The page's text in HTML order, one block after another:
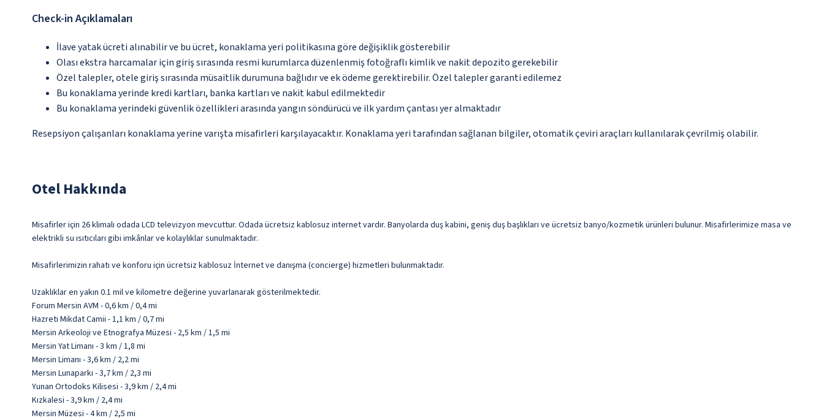
Check-in Açıklamaları
İlave yatak ücreti alınabilir ve bu ücret, konaklama yeri politikasına göre değişiklik gösterebilir
Olası ekstra harcamalar için giriş sırasında resmi kurumlarca düzenlenmiş fotoğraflı kimlik ve nakit depozito gerekebilir
Özel talepler, otele giriş sırasında müsaitlik durumuna bağlıdır ve ek ödeme gerektirebilir. Özel talepler garanti edilemez
Bu konaklama yerinde kredi kartları, banka kartları ve nakit kabul edilmektedir
Bu konaklama yerindeki güvenlik özellikleri arasında yangın söndürücü ve ilk yardım çantası yer almaktadır
Resepsiyon çalışanları konaklama yerine varışta misafirleri karşılayacaktır. Konaklama yeri tarafından sağlanan bilgiler, otomatik çeviri araçları kullanılarak çevrilmiş olabilir.
Otel Hakkında
Misafirler için 26 klimalı odada LCD televizyon mevcuttur. Odada ücretsiz kablosuz internet vardır. Banyolarda duş kabini, geniş duş başlıkları ve ücretsiz banyo/kozmetik ürünleri bulunur. Misafirlerimize masa ve
elektrikli su ısıtıcıları gibi imkânlar ve kolaylıklar sunulmaktadır.
Misafirlerimizin rahatı ve konforu için ücretsiz kablosuz İnternet ve danışma (concierge) hizmetleri bulunmaktadır.
Uzaklıklar en yakın 0.1 mil ve kilometre değerine yuvarlanarak gösterilmektedir.
Forum Mersin AVM - 0,6 km / 0,4 mi
Hazreti Mikdat Camii - 1,1 km / 0,7 mi
Mersin Arkeoloji ve Etnografya Müzesi - 2,5 km / 1,5 mi
Mersin Yat Limanı - 3 km / 1,8 mi
Mersin Limanı - 3,6 km / 2,2 mi
Mersin Lunaparkı - 3,7 km / 2,3 mi
Yunan Ortodoks Kilisesi - 3,9 km / 2,4 mi
Kızkalesi - 3,9 km / 2,4 mi
Mersin Müzesi - 4 km / 2,5 mi